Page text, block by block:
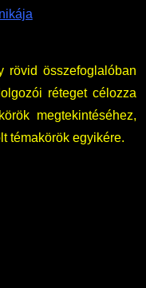
rövid összefoglalóban
réteget célozza
megtekintéséhez,
témakörök egyikére.